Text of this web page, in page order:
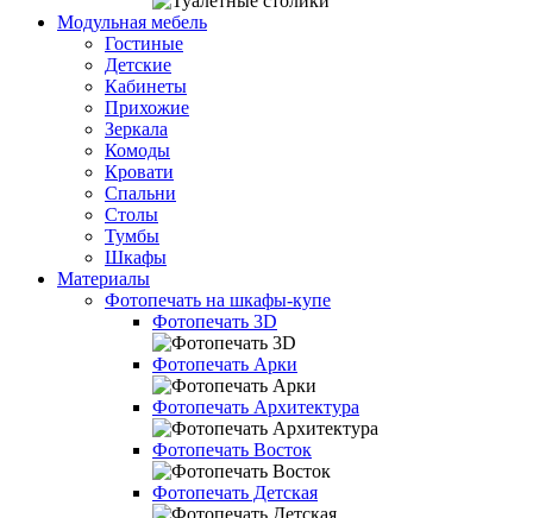
Модульная мебель
Гостиные
Детские
Кабинеты
Прихожие
Зеркала
Комоды
Кровати
Спальни
Столы
Тумбы
Шкафы
Материалы
Фотопечать на шкафы-купе
Фотопечать 3D
Фотопечать Арки
Фотопечать Архитектура
Фотопечать Восток
Фотопечать Детская